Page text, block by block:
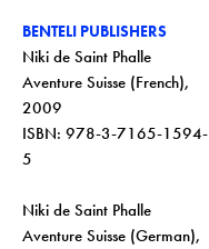
BENTELI PUBLISHERS
Niki de Saint Phalle
Aventure Suisse (French),
2009
ISBN: 978-3-7165-1594-
5
Niki de Saint Phalle
Aventure Suisse (German),